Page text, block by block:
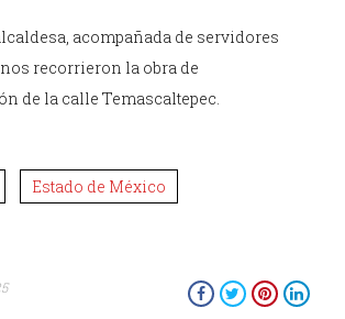
acompañada de servidores
recorrieron la obra de
de la calle Temascaltepec.
Estado de México